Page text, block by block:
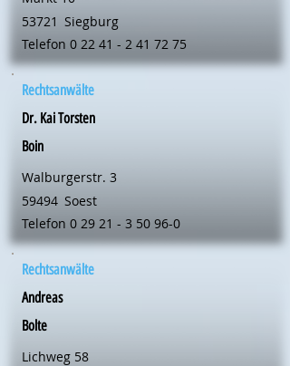
53721 Siegburg
Telefon 0 22 41 - 2 41 72 75
Rechtsanwälte
Dr. Kai Torsten
Boin
Walburgerstr. 3
59494 Soest
Telefon 0 29 21 - 3 50 96-0
Rechtsanwälte
Andreas
Bolte
Lichweg 58